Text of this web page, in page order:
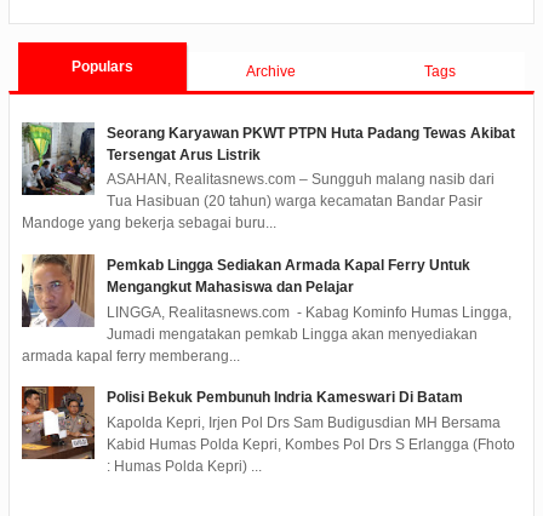
Populars Archive Tags
Seorang Karyawan PKWT PTPN Huta Padang Tewas Akibat
Tersengat Arus Listrik
ASAHAN, Realitasnews.com – Sungguh malang nasib dari
Tua Hasibuan (20 tahun) warga kecamatan Bandar Pasir
Mandoge yang bekerja sebagai buru...
Pemkab Lingga Sediakan Armada Kapal Ferry Untuk
Mengangkut Mahasiswa dan Pelajar
LINGGA, Realitasnews.com - Kabag Kominfo Humas Lingga,
Jumadi mengatakan pemkab Lingga akan menyediakan
armada kapal ferry memberang...
Polisi Bekuk Pembunuh Indria Kameswari Di Batam
Kapolda Kepri, Irjen Pol Drs Sam Budigusdian MH Bersama
Kabid Humas Polda Kepri, Kombes Pol Drs S Erlangga (Fhoto
: Humas Polda Kepri) ...